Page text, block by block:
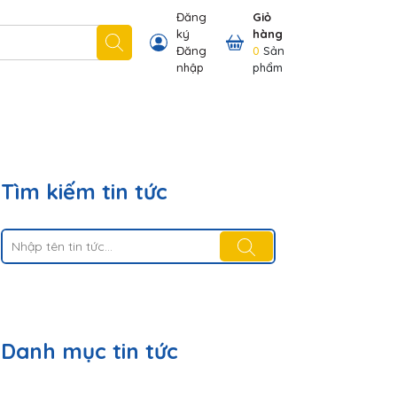
nhãn hiệu chúng tôi có Thông tin khách hàng
Đăng
ký
Đăng
nhập
Giỏ
hàng
0 Sản
phẩm
Tìm kiếm tin tức
Danh mục tin tức